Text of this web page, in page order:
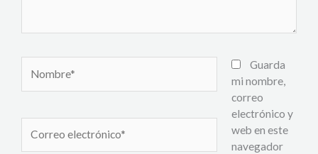
electrónico*
Guarda
mi nombre,
correo
electrónico y
web en este
navegador